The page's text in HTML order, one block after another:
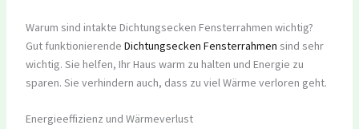
Warum sind intakte Dichtungsecken Fensterrahmen wichtig?
Gut funktionierende Dichtungsecken Fensterrahmen sind sehr
wichtig. Sie helfen, Ihr Haus warm zu halten und Energie zu
sparen. Sie verhindern auch, dass zu viel Wärme verloren geht.
Energieeffizienz und Wärmeverlust